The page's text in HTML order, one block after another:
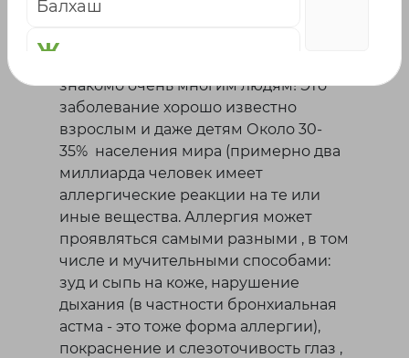
знакомо очень многим людям! Это
заболевание хорошо известно
взрослым и даже детям Около 30-
35% населения мира (примерно два
миллиарда человек имеет
аллергические реакции на те или
иные вещества. Аллергия может
проявляться самыми разными , в том
числе и мучительными способами:
зуд и сыпь на коже, нарушение
дыхания (в частности бронхиальная
астма - это тоже форма аллергии),
покраснение и слезоточивость глаз ,
Балхаш
Ж
Жаркент
Жезказган
Жетысай
Караганда
Каскелен
Кокшетау
Кордай
Костанай
Кызылорда